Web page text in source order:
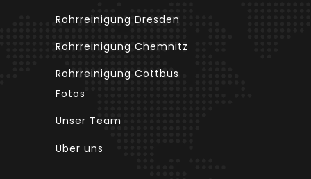
Rohrreinigung Dresden
Rohrreinigung Chemnitz
Rohrreinigung Cottbus
Fotos
Unser Team
Über uns